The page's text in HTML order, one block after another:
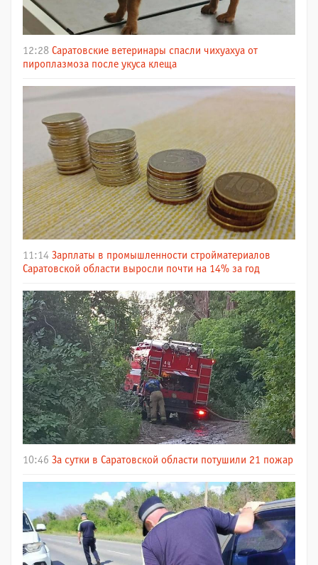
12:28 Саратовские ветеринары спасли чихуахуа от
пироплазмоза после укуса клеща
11:14 Зарплаты в промышленности стройматериалов
Саратовской области выросли почти на 14% за год
10:46 За сутки в Саратовской области потушили 21 пожар